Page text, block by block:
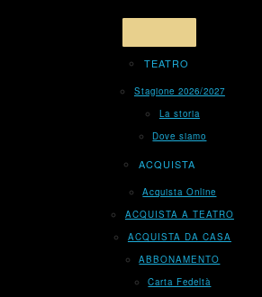
TEATRO
Stagione 2026/2027
La storia
Dove siamo
ACQUISTA
Acquista Online
ACQUISTA A TEATRO
ACQUISTA DA CASA
ABBONAMENTO
Carta Fedeltà